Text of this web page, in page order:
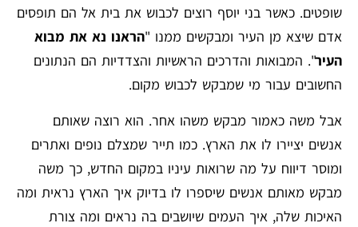
שופטים. כאשר בני יוסף רוצים לכבוש את בית אל הם תופסים
אדם שיצא מן העיר ומבקשים ממנו "הראנו נא את מבוא
העיר". המבואות והדרכים הראשיות והצדדיות הם הנתונים
החשובים עבור מי שמבקש לכבוש מקום.
אבל משה כאמור מבקש משהו אחר. הוא רוצה שאותם
אנשים יציירו לו את הארץ. כמו תייר שמצלם נופים ואתרים
ומוסר דיווח על מה שרואות עיניו במקום החדש, כך משה
מבקש מאותם אנשים שיספרו לו בדיוק איך הארץ נראית ומה
האיכות שלה, איך העמים שיושבים בה נראים ומה צורת